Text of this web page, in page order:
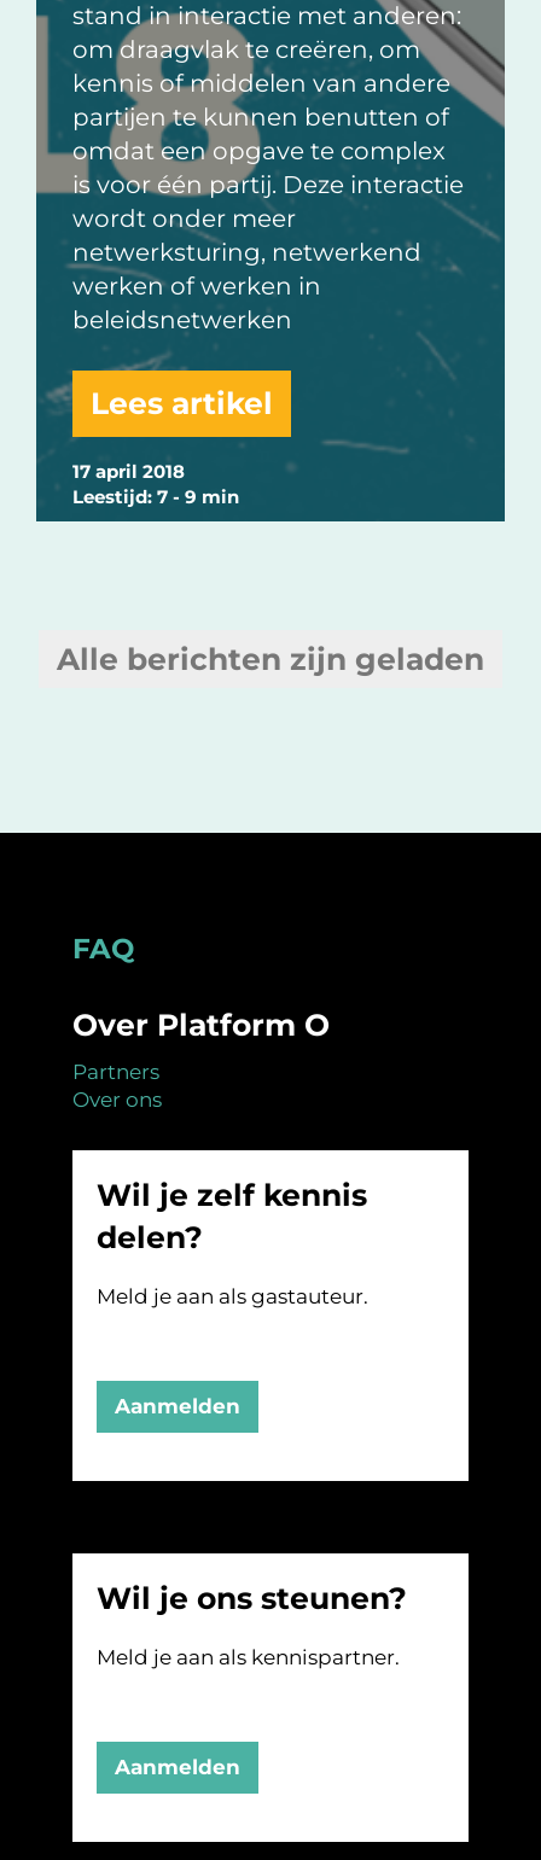
17 april 2018
Leestijd: 7 - 9 min
stand in interactie met anderen:
om draagvlak te creëren, om
kennis of middelen van andere
partijen te kunnen benutten of
omdat een opgave te complex
is voor één partij. Deze interactie
wordt onder meer
netwerksturing, netwerkend
werken of werken in
beleidsnetwerken
Lees artikel
Alle berichten zijn geladen
Footer
FAQ
Over Platform O
Partners
Over ons
Wil je zelf kennis
delen?
Meld je aan als gastauteur.
Aanmelden
Wil je ons steunen?
Meld je aan als kennispartner.
Aanmelden